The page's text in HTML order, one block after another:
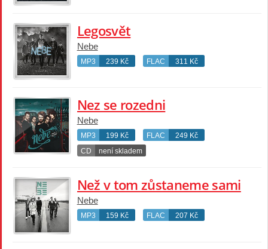
Legosvět
Nebe
MP3 239 Kč FLAC 311 Kč
Nez se rozedni
Nebe
MP3 199 Kč FLAC
249 Kč
CD
není skladem
Než v tom zůstaneme sami
Nebe
MP3 159 Kč FLAC 207 Kč